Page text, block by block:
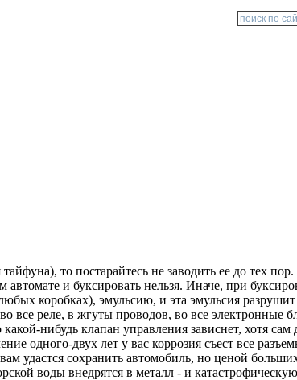
то постарайтесь не заводить ее до тех
и буксировать нельзя. Иначе, при
коробках), эмульсию, и эта эмульсия
все реле, в жгуты проводов, во все электронные
нибудь клапан управления зависнет, хотя
одного-двух лет у вас коррозия съест все
удастся сохранить автомобиль, но ценой
воды внедрятся в металл - и